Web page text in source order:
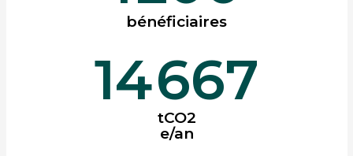
bénéficiaires
14667
tCO2
e/an